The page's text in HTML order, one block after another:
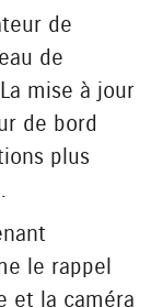
de
de
mise à jour
de bord
plus
le rappel
et la caméra